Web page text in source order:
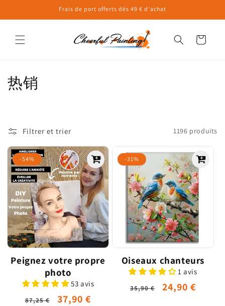
au
Frais de port offerts dès 49 € d'achat
Panier
C
l
e
c
t
i
o
n
热销
Filtrer et trier 1196 produits
-54%
Peignez votre propre
photo
53 avis
Prix
87,25 €
Prix
37,90 €
-31%
Oiseaux chanteurs
1 avis
Prix
35,90 €
Prix
24,90 €